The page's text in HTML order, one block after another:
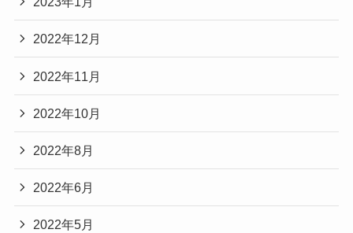
2022年12月
2022年11月
2022年10月
2022年8月
2022年6月
2022年5月